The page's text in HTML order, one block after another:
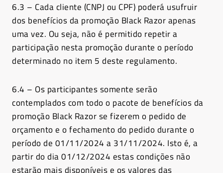
6.3 – Cada cliente (CNPJ ou CPF) poderá usufruir
dos benefícios da promoção Black Razor apenas
uma vez. Ou seja, não é permitido repetir a
participação nesta promoção durante o período
determinado no item 5 deste regulamento.
6.4 – Os participantes somente serão
contemplados com todo o pacote de benefícios da
promoção Black Razor se fizerem o pedido de
orçamento e o fechamento do pedido durante o
período de 01/11/2024 a 31/11/2024. Isto é, a
partir do dia 01/12/2024 estas condições não
estarão mais disponíveis e os valores das